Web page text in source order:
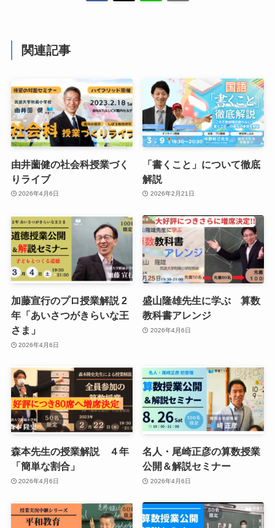
関連記事
由井薗健の社会科授業づく
りライブ
2026年4月6日
「書くこと」について徹底
解説
2026年2月21日
加藤宣行のプロ授業解説 2
年「あいさつがきらいな王
さま」
2026年4月6日
盛山隆雄先生に学ぶ 算数
教科書アレンジ
2026年4月6日
森本先生の授業解説 ４年
「簡単な割合」
2026年4月6日
名人・尾崎正彦の算数授業
公開＆解説セミナー
2026年4月6日